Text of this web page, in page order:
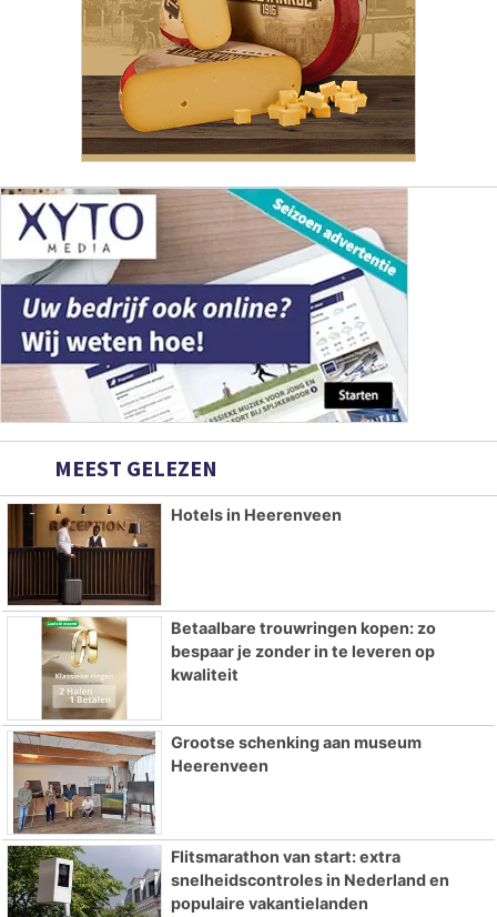
MEEST GELEZEN
Hotels in Heerenveen
Betaalbare trouwringen kopen: zo
bespaar je zonder in te leveren op
kwaliteit
Grootse schenking aan museum
Heerenveen
Flitsmarathon van start: extra
snelheidscontroles in Nederland en
populaire vakantielanden